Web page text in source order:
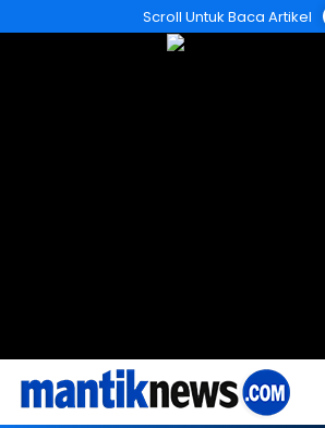
ke
Scroll Untuk Baca Artikel